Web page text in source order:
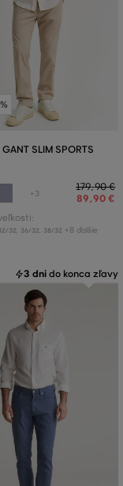
SLIM SPORTS
+3
179,90 €
89,90 €
32 36/32 38/32 +8 ďalšie
3 dni do konca zľavy